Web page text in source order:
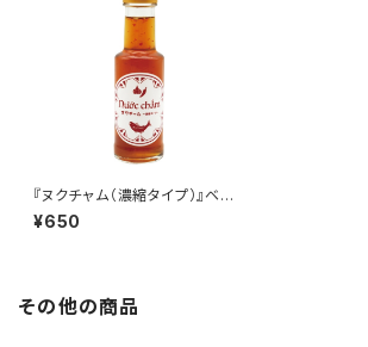
『ヌクチャム（濃縮タイプ）』ベト
ナム調味料【常温品】（瓶入り10
0㏄）
¥650
その他の商品